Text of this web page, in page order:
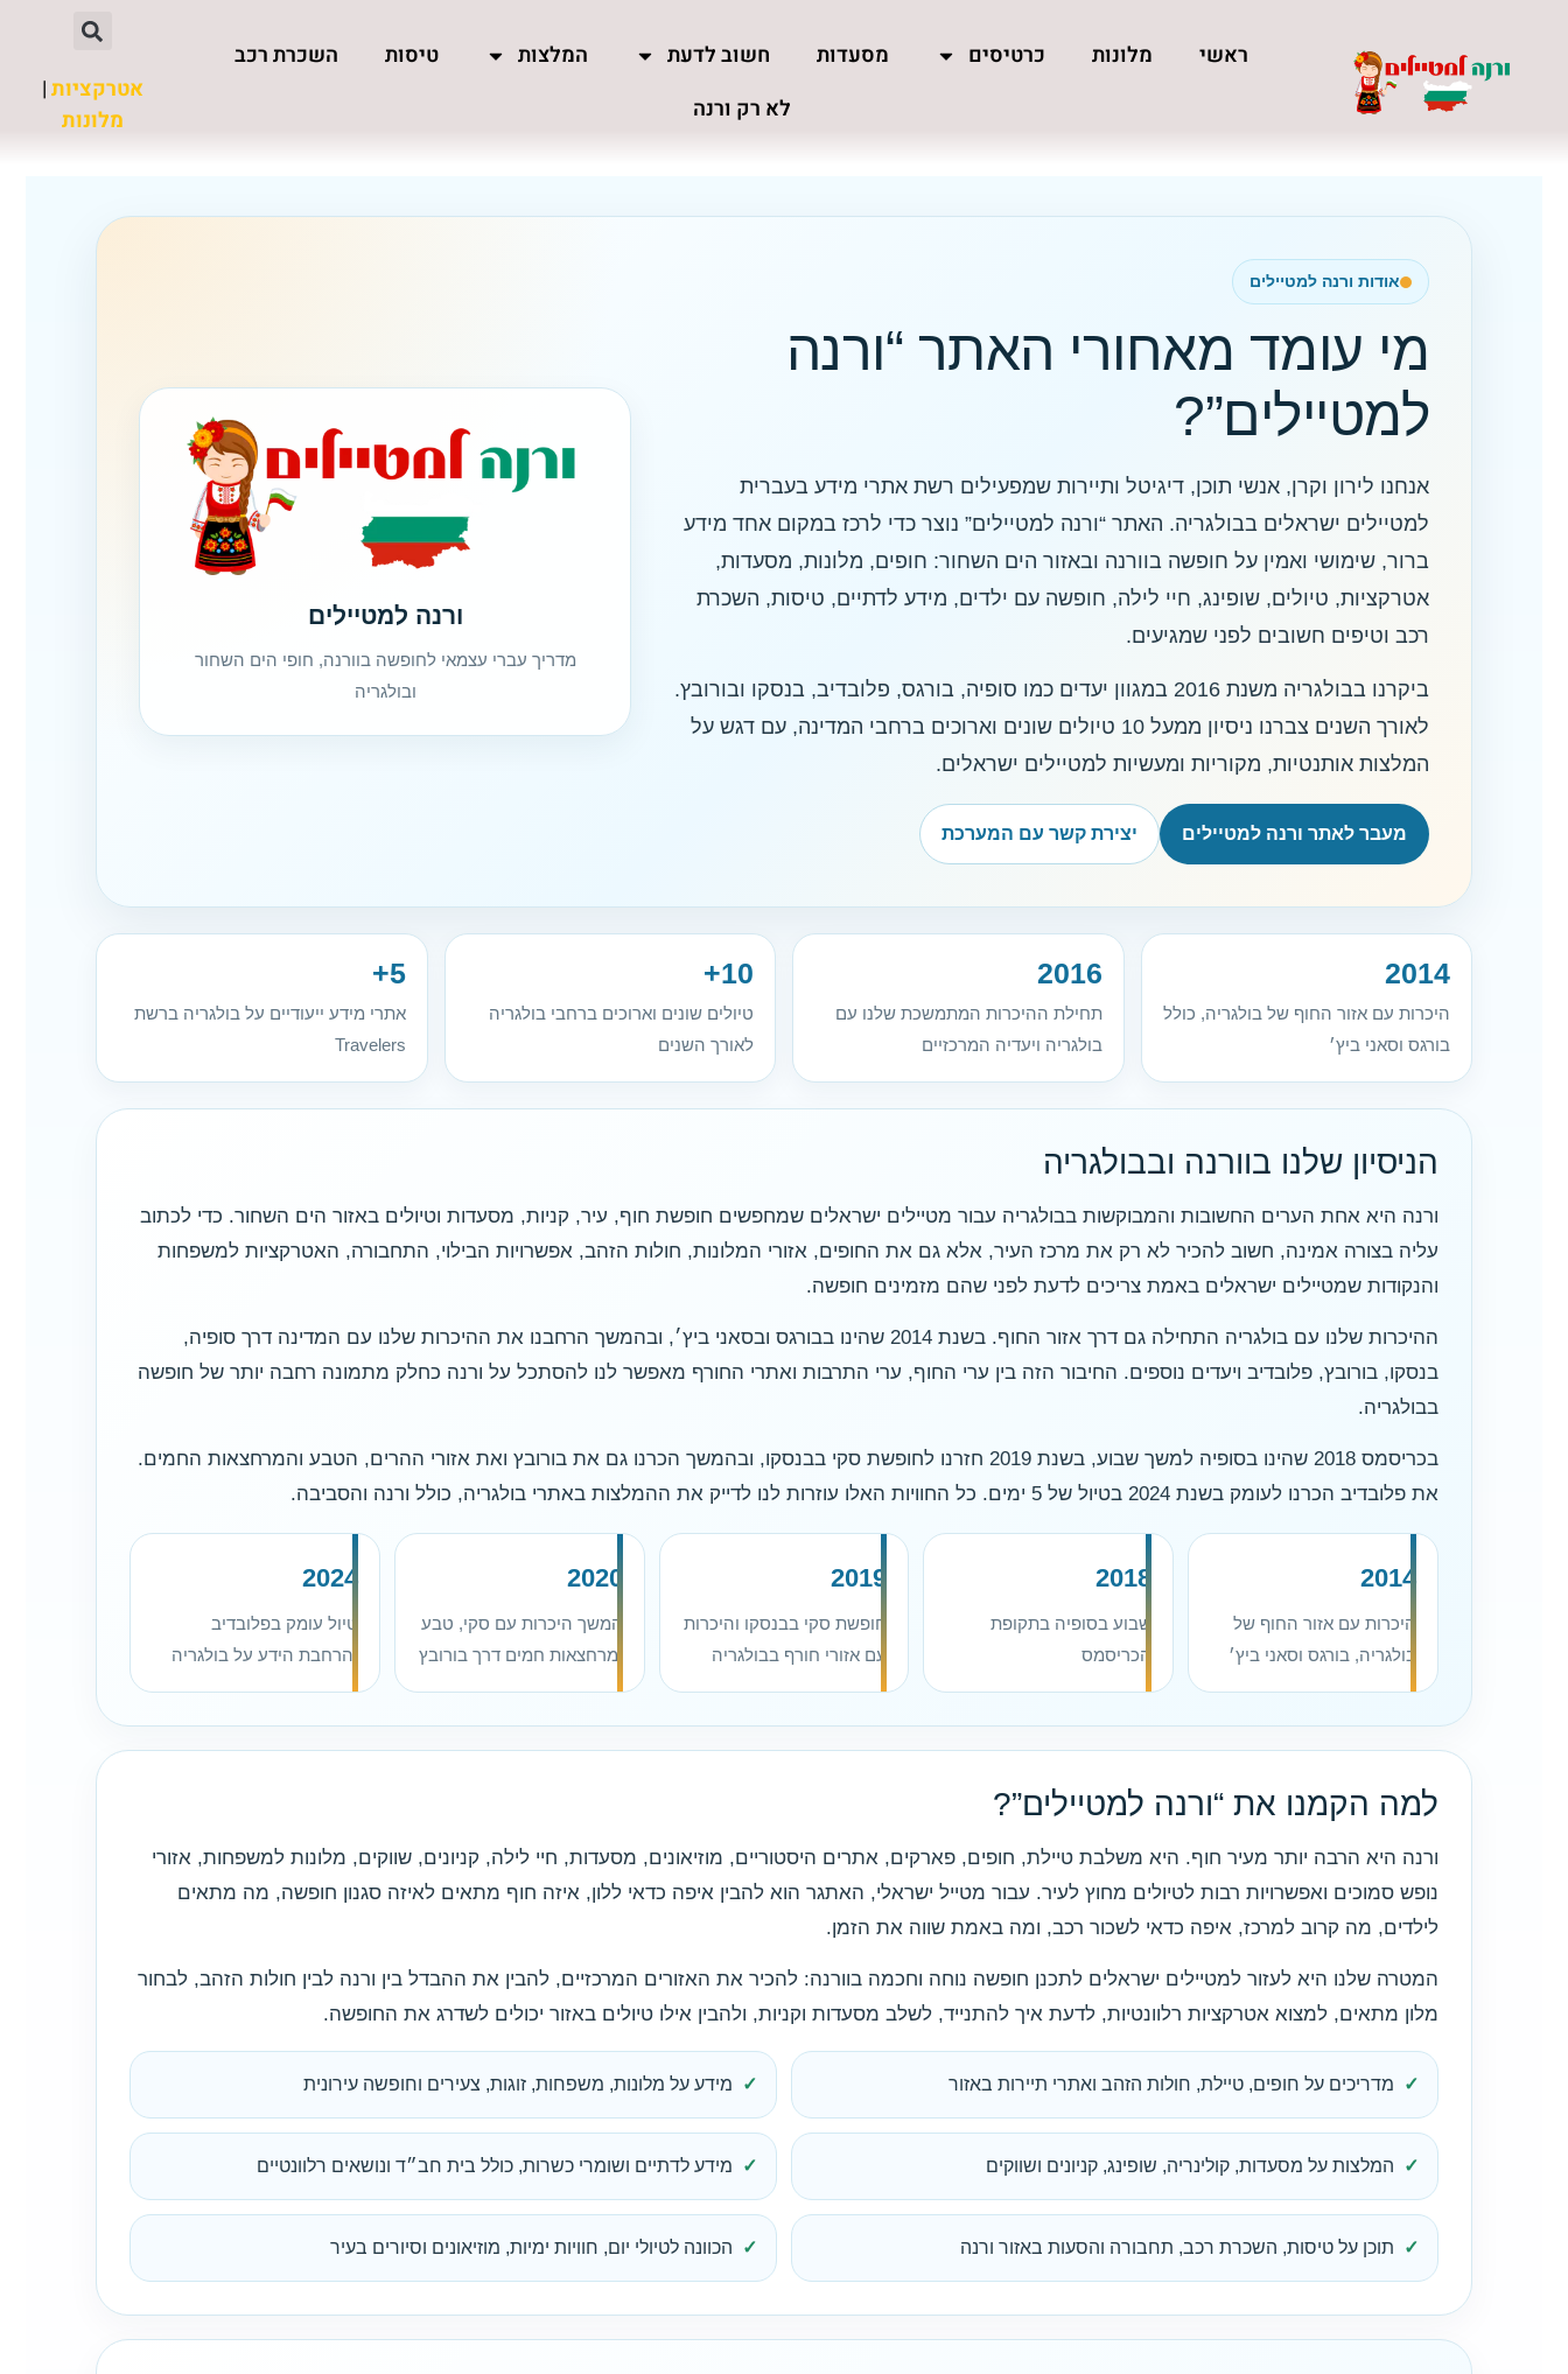
ראשי מלונות כרטיסים מסעדות חשוב לדעת המלצות טיסות
השכרת רכב
לא רק ורנה
אטרקציות|
מלונות
אודות ורנה למטיילים
מי עומד מאחורי האתר “ורנה
למטיילים”?
אנחנו לירון וקרן, אנשי תוכן, דיגיטל ותיירות שמפעילים רשת אתרי מידע בעברית
למטיילים ישראלים בבולגריה. האתר “ורנה למטיילים” נוצר כדי לרכז במקום אחד מידע
ברור, שימושי ואמין על חופשה בוורנה ובאזור הים השחור: חופים, מלונות, מסעדות,
אטרקציות, טיולים, שופינג, חיי לילה, חופשה עם ילדים, מידע לדתיים, טיסות, השכרת
רכב וטיפים חשובים לפני שמגיעים.
ביקרנו בבולגריה משנת 2016 במגוון יעדים כמו סופיה, בורגס, פלובדיב, בנסקו ובורובץ.
לאורך השנים צברנו ניסיון ממעל 10 טיולים שונים וארוכים ברחבי המדינה, עם דגש על
המלצות אותנטיות, מקוריות ומעשיות למטיילים ישראלים.
מעבר לאתר ורנה למטיילים יצירת קשר עם המערכת
ורנה למטיילים
מדריך עברי עצמאי לחופשה בוורנה, חופי הים השחור
ובולגריה
2014
היכרות עם אזור החוף של בולגריה, כולל
בורגס וסאני ביץ׳
2016
תחילת ההיכרות המתמשכת שלנו עם
בולגריה ויעדיה המרכזיים
10+
טיולים שונים וארוכים ברחבי בולגריה
לאורך השנים
5+
אתרי מידע ייעודיים על בולגריה ברשת
Travelers
הניסיון שלנו בוורנה ובבולגריה
ורנה היא אחת הערים החשובות והמבוקשות בבולגריה עבור מטיילים ישראלים שמחפשים חופשת חוף, עיר, קניות, מסעדות וטיולים באזור הים השחור. כדי לכתוב
עליה בצורה אמינה, חשוב להכיר לא רק את מרכז העיר, אלא גם את החופים, אזורי המלונות, חולות הזהב, אפשרויות הבילוי, התחבורה, האטרקציות למשפחות
והנקודות שמטיילים ישראלים באמת צריכים לדעת לפני שהם מזמינים חופשה.
ההיכרות שלנו עם בולגריה התחילה גם דרך אזור החוף. בשנת 2014 שהינו בבורגס ובסאני ביץ׳, ובהמשך הרחבנו את ההיכרות שלנו עם המדינה דרך סופיה,
בנסקו, בורובץ, פלובדיב ויעדים נוספים. החיבור הזה בין ערי החוף, ערי התרבות ואתרי החורף מאפשר לנו להסתכל על ורנה כחלק מתמונה רחבה יותר של חופשה
בבולגריה.
בכריסמס 2018 שהינו בסופיה למשך שבוע, בשנת 2019 חזרנו לחופשת סקי בבנסקו, ובהמשך הכרנו גם את בורובץ ואת אזורי ההרים, הטבע והמרחצאות החמים.
את פלובדיב הכרנו לעומק בשנת 2024 בטיול של 5 ימים. כל החוויות האלו עוזרות לנו לדייק את ההמלצות באתרי בולגריה, כולל ורנה והסביבה.
2014
היכרות עם אזור החוף של
בולגריה, בורגס וסאני ביץ׳
2018
שבוע בסופיה בתקופת
הכריסמס
2019
חופשת סקי בבנסקו והיכרות
עם אזורי חורף בבולגריה
2020
המשך היכרות עם סקי, טבע
ומרחצאות חמים דרך בורובץ
2024
טיול עומק בפלובדיב
והרחבת הידע על בולגריה
למה הקמנו את “ורנה למטיילים”?
ורנה היא הרבה יותר מעיר חוף. היא משלבת טיילת, חופים, פארקים, אתרים היסטוריים, מוזיאונים, מסעדות, חיי לילה, קניונים, שווקים, מלונות למשפחות, אזורי
נופש סמוכים ואפשרויות רבות לטיולים מחוץ לעיר. עבור מטייל ישראלי, האתגר הוא להבין איפה כדאי ללון, איזה חוף מתאים לאיזה סגנון חופשה, מה מתאים
לילדים, מה קרוב למרכז, איפה כדאי לשכור רכב, ומה באמת שווה את הזמן.
המטרה שלנו היא לעזור למטיילים ישראלים לתכנן חופשה נוחה וחכמה בוורנה: להכיר את האזורים המרכזיים, להבין את ההבדל בין ורנה לבין חולות הזהב, לבחור
מלון מתאים, למצוא אטרקציות רלוונטיות, לדעת איך להתנייד, לשלב מסעדות וקניות, ולהבין אילו טיולים באזור יכולים לשדרג את החופשה.
מדריכים על חופים, טיילת, חולות הזהב ואתרי תיירות באזור מידע על מלונות, משפחות, זוגות, צעירים וחופשה עירונית
המלצות על מסעדות, קולינריה, שופינג, קניונים ושווקים מידע לדתיים ושומרי כשרות, כולל בית חב״ד ונושאים רלוונטיים
תוכן על טיסות, השכרת רכב, תחבורה והסעות באזור ורנה הכוונה לטיולי יום, חוויות ימיות, מוזיאונים וסיורים בעיר